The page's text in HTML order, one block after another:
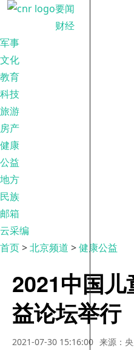
要闻
财经
军事
文化
教育
科技
旅游
房产
健康
公益
地方
民族
邮箱
云采编
首页>北京频道 >健康公益
2021中国
益论坛举行
2021-07-30 15:16:00 来源：